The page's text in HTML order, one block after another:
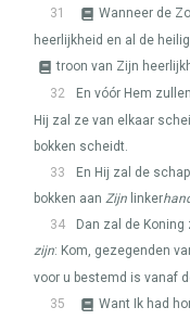
31
Wanneer de
heerlijkheid en al de
troon van Zijn
32
En vóór Hem
Hij zal ze van elkaar
bokken scheidt.
33
En Hij zal de
bokken aan Zijn linker
34
Dan zal de
zijn: Kom, gezegenden
voor u bestemd is vanaf
35
Want Ik had